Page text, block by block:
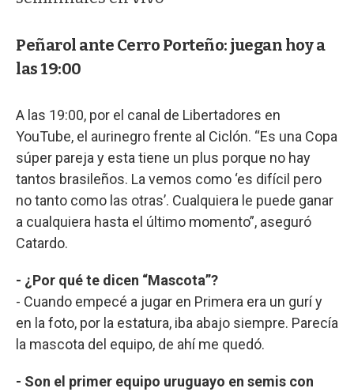
Peñarol ante Cerro Porteño: juegan hoy a
las 19:00
A las 19:00, por el canal de Libertadores en
YouTube, el aurinegro frente al Ciclón. “Es una Copa
súper pareja y esta tiene un plus porque no hay
tantos brasileños. La vemos como ‘es difícil pero
no tanto como las otras’. Cualquiera le puede ganar
a cualquiera hasta el último momento”, aseguró
Catardo.
- ¿Por qué te dicen “Mascota”?
- Cuando empecé a jugar en Primera era un gurí y
en la foto, por la estatura, iba abajo siempre. Parecía
la mascota del equipo, de ahí me quedó.
- Son el primer equipo uruguayo en semis con